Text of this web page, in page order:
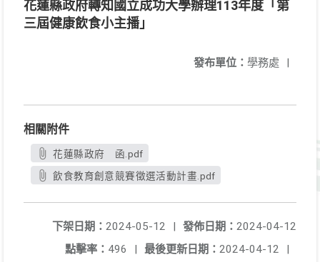
花蓮縣政府轉知國立成功大學辦理113年度「第
三屆健康飲食小主播」
發布單位： 學務處 |
相關附件
花蓮縣政府 函.pdf
飲食教育創意競賽徵選活動計畫.pdf
發佈日期： 2024-04-12
下架日期： 2024-05-12
|
最後更新日期： 2024-04-12 |
點擊率： 496 |